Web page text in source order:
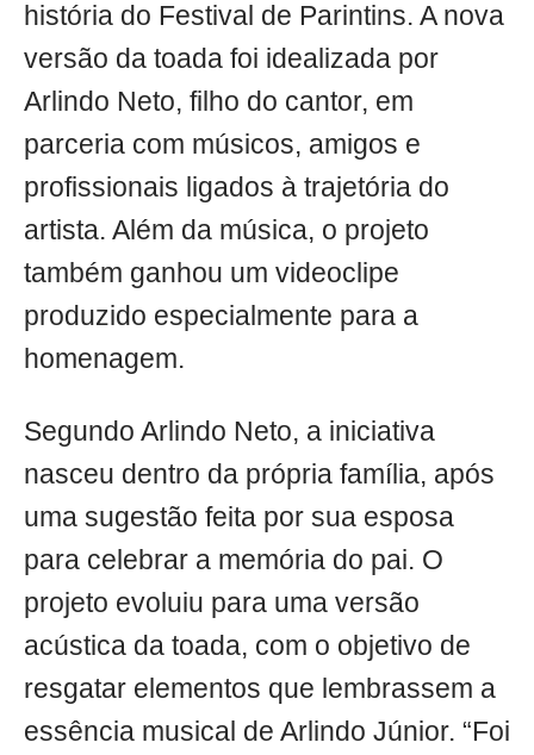
história do Festival de Parintins. A nova
versão da toada foi idealizada por
Arlindo Neto, filho do cantor, em
parceria com músicos, amigos e
profissionais ligados à trajetória do
artista. Além da música, o projeto
também ganhou um videoclipe
produzido especialmente para a
homenagem.
Segundo Arlindo Neto, a iniciativa
nasceu dentro da própria família, após
uma sugestão feita por sua esposa
para celebrar a memória do pai. O
projeto evoluiu para uma versão
acústica da toada, com o objetivo de
resgatar elementos que lembrassem a
essência musical de Arlindo Júnior. “Foi